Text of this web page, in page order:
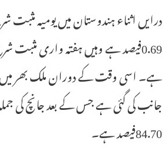
درایں اثناء ہندوستان میں یومیہ مثبت
جانب کی گئی ہے جس کے بعد جانچ کی
84.70فیصد ہے۔